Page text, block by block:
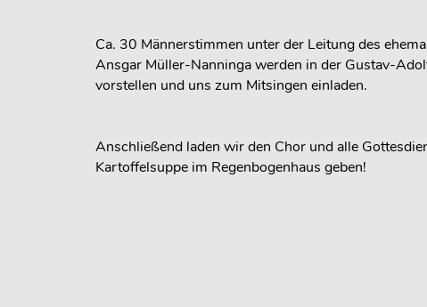
Ca. 30 Männerstimmen unter der Leitung des
Ansgar Müller-Nanninga werden in der Gustav-
vorstellen und uns zum Mitsingen einladen.
Anschließend laden wir den Chor und alle
Kartoffelsuppe im Regenbogenhaus geben!